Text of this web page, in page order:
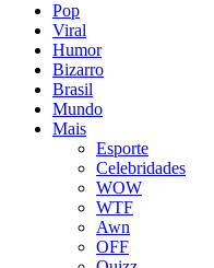
Pop
Viral
Humor
Bizarro
Brasil
Mundo
Mais
Esporte
Celebridades
WOW
WTF
Awn
OFF